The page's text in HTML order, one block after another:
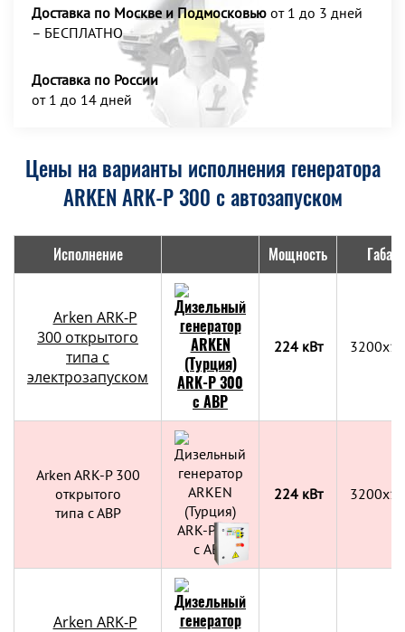
Доставка по Москве и Подмосковью от 1 до 3 дней
– БЕСПЛАТНО
Доставка по России
от 1 до 14 дней
Цены на варианты исполнения генератора
ARKEN ARK-P 300 с автозапуском
Исполнение Мощность
Arken ARK-P
300 открытого
типа с
электрозапуском
224 кВт
Arken ARK-P 300
открытого
типа с АВР
224 кВт
Arken ARK-P